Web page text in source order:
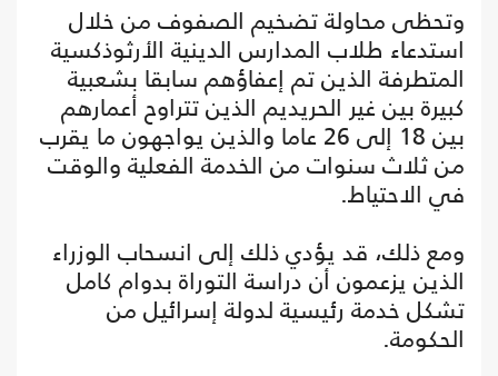
وتحظى محاولة تضخيم الصفوف من خلال
استدعاء طلاب المدارس الدينية الأرثوذكسية
المتطرفة الذين تم إعفاؤهم سابقا بشعبية
كبيرة بين غير الحريديم الذين تتراوح أعمارهم
بين 18 إلى 26 عاما والذين يواجهون ما يقرب
من ثلاث سنوات من الخدمة الفعلية والوقت
في الاحتياط.
ومع ذلك، قد يؤدي ذلك إلى انسحاب الوزراء
الذين يزعمون أن دراسة التوراة بدوام كامل
تشكل خدمة رئيسية لدولة إسرائيل من
الحكومة.